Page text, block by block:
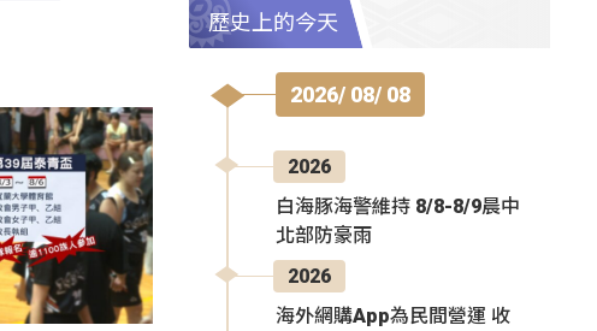
歷史上的今天
2026/ 08/ 08
2026
白海豚海警維持 8/8-8/9晨中
北部防豪雨
2026
海外網購App為民間營運 收